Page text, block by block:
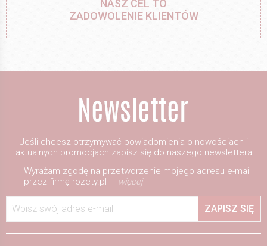
NASZ CEL TO
ZADOWOLENIE KLIENTÓW
Jeśli chcesz otrzymywać powiadomienia o nowościach i
aktualnych promocjach zapisz się do naszego newslettera
Wyrażam zgodę na przetworzenie mojego adresu e-mail
przez firmę rozety.pl
więcej
Wpisz swój adres e-mail ZAPISZ SIĘ